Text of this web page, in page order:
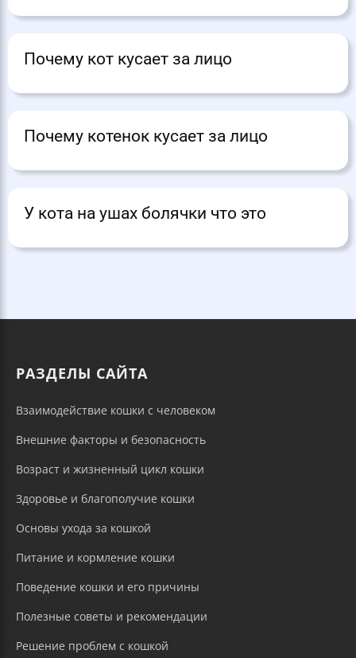
Почему кот кусает за лицо
Почему котенок кусает за лицо
У кота на ушах болячки что это
РАЗДЕЛЫ САЙТА
Взаимодействие кошки с человеком
Внешние факторы и безопасность
Возраст и жизненный цикл кошки
Здоровье и благополучие кошки
Основы ухода за кошкой
Питание и кормление кошки
Поведение кошки и его причины
Полезные советы и рекомендации
Решение проблем с кошкой